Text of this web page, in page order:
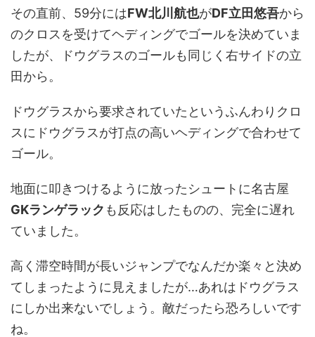
その直前、59分にはFW北川航也がDF立田悠吾から
のクロスを受けてヘディングでゴールを決めていま
したが、ドウグラスのゴールも同じく右サイドの立
田から。
ドウグラスから要求されていたというふんわりクロ
スにドウグラスが打点の高いヘディングで合わせて
ゴール。
地面に叩きつけるように放ったシュートに名古屋
GKランゲラック も反応はしたものの、完全に遅れ
ていました。
高く滞空時間が長いジャンプでなんだか楽々と決め
てしまったように見えましたが…あれはドウグラス
にしか出来ないでしょう。敵だったら恐ろしいです
ね。